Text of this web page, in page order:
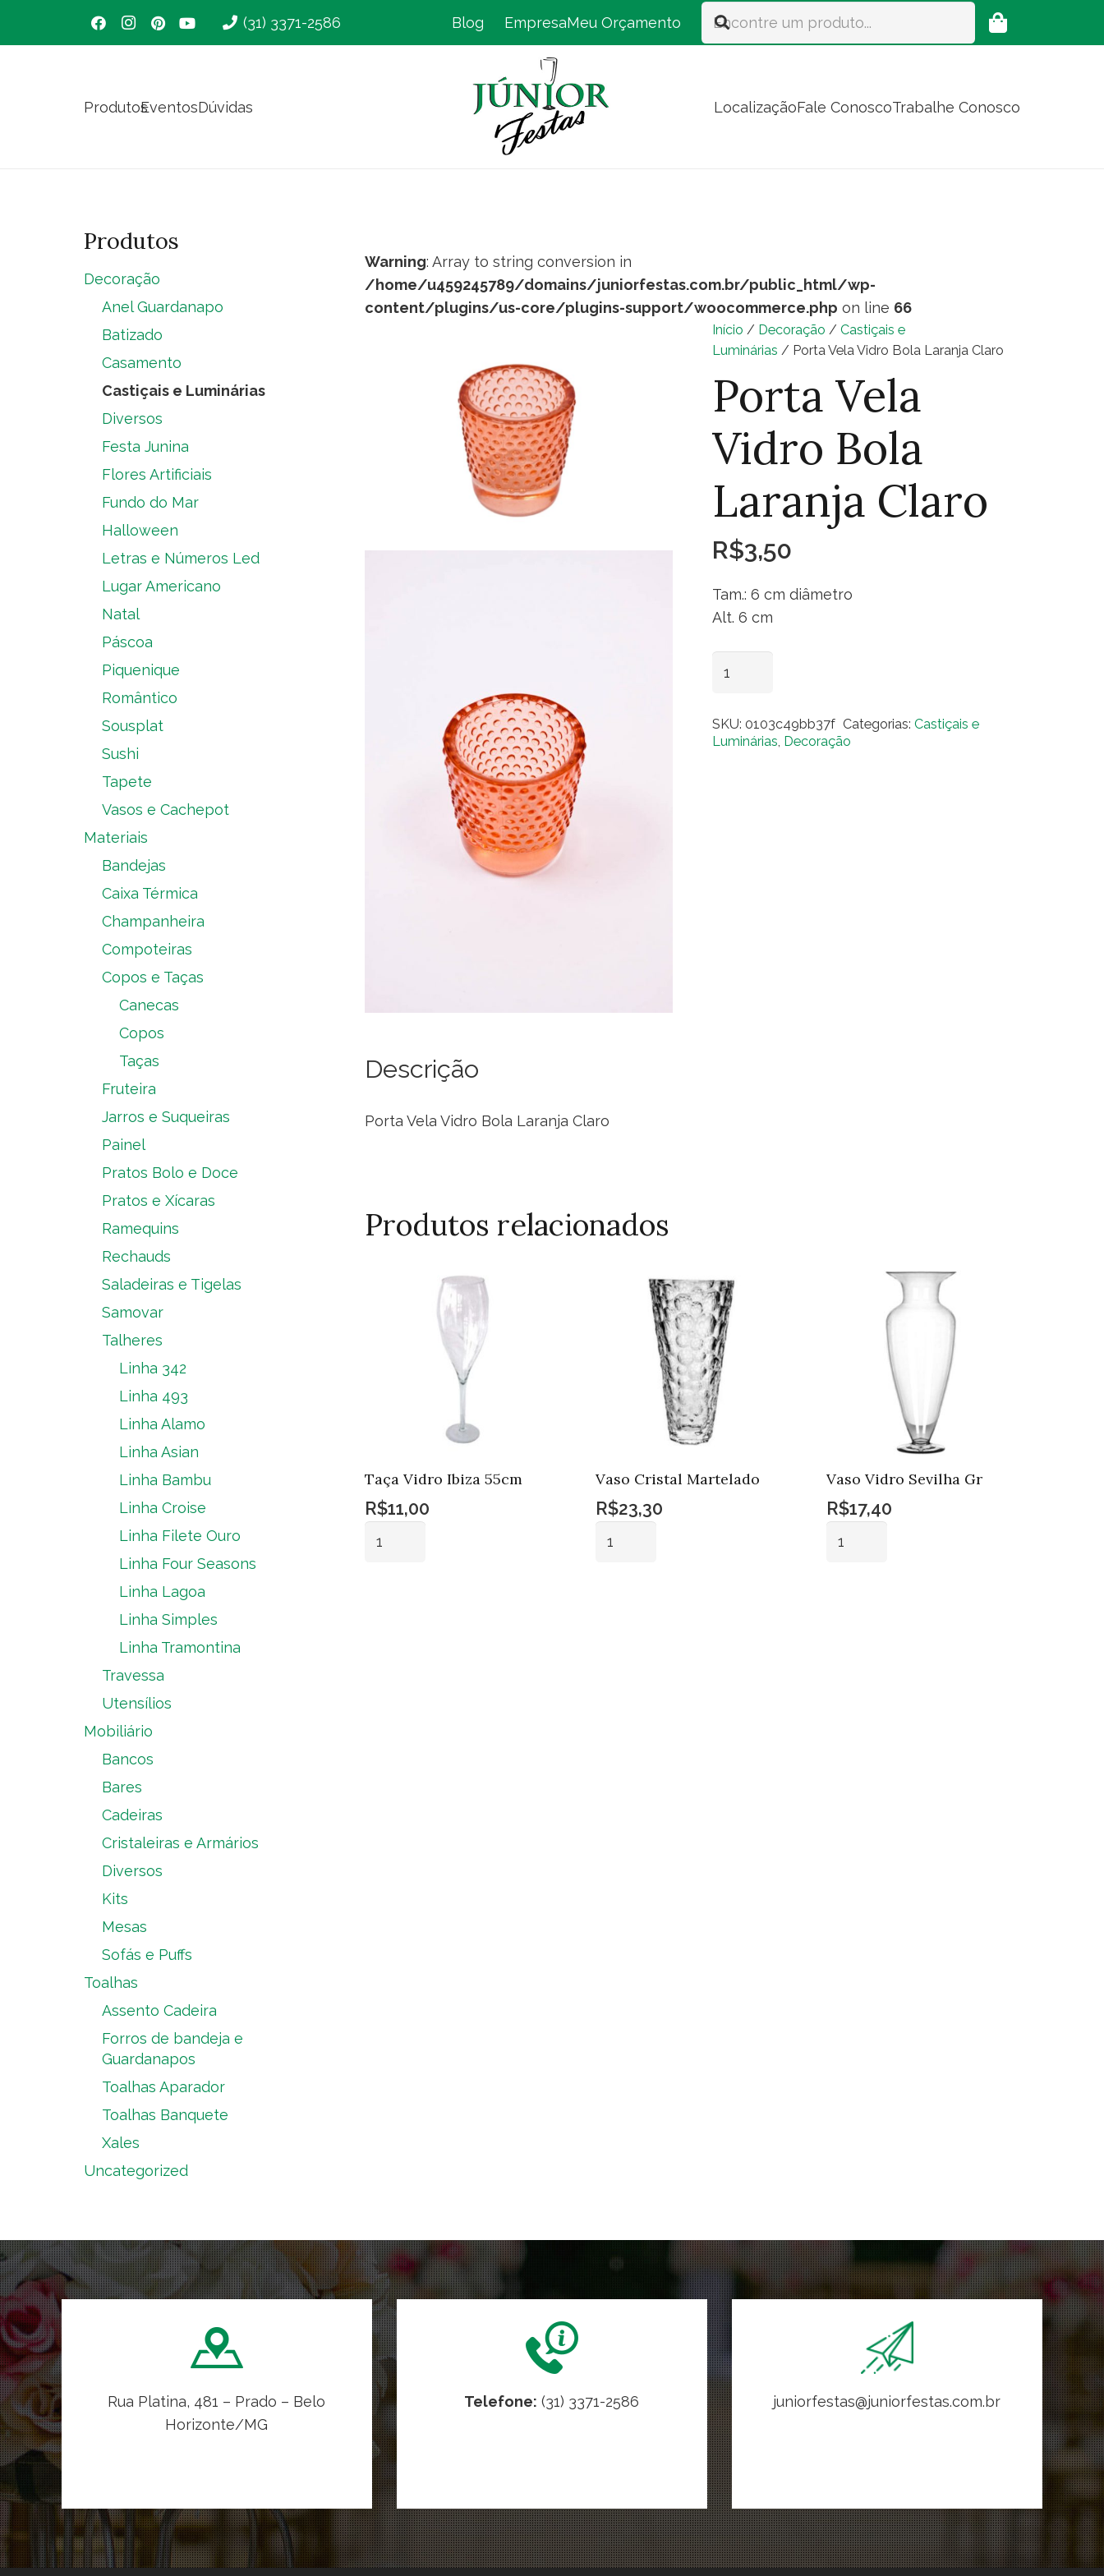
(31) 3371-2586 Blog EmpresaMeu Orçamento
ProdutosEventosDúvidas LocalizaçãoFale ConoscoTrabalhe Conosco
Warning: Array to string conversion in
/home/u459245789/domains/juniorfestas.com.br/public_html/wp-
content/plugins/us-core/plugins-support/woocommerce.php on line 66
Início / Decoração / Castiçais e
Luminárias / Porta Vela Vidro Bola Laranja Claro
Porta Vela
Vidro Bola
Laranja Claro
R$3,50
Tam.: 6 cm diâmetro
Alt. 6 cm
Bola
SKU: 0103c49bb37f Categorias:Castiçais e
Luminárias Decoração
Descrição
Porta Vela Vidro Bola Laranja Claro
Produtos relacionados
Taça Vidro Ibiza 55cm
R$11,00
Vaso Cristal Martelado
R$23,30
Vaso Vidro Sevilha Gr
R$17,40
Produtos
Decoração
Anel Guardanapo
Batizado
Casamento
Castiçais e Luminárias
Diversos
Festa Junina
Flores Artificiais
Fundo do Mar
Halloween
Letras e Números Led
Lugar Americano
Natal
Páscoa
Piquenique
Romântico
Sousplat
Sushi
Tapete
Vasos e Cachepot
Materiais
Bandejas
Caixa Térmica
Champanheira
Compoteiras
Copos e Taças
Canecas
Copos
Taças
Fruteira
Jarros e Suqueiras
Painel
Pratos Bolo e Doce
Pratos e Xícaras
Ramequins
Rechauds
Saladeiras e Tigelas
Samovar
Talheres
Linha 342
Linha 493
Linha Alamo
Linha Asian
Linha Bambu
Linha Croise
Linha Filete Ouro
Linha Four Seasons
Linha Lagoa
Linha Simples
Linha Tramontina
Travessa
Utensílios
Mobiliário
Bancos
Bares
Cadeiras
Cristaleiras e Armários
Diversos
Kits
Mesas
Sofás e Puffs
Toalhas
Assento Cadeira
Forros de bandeja e
Guardanapos
Toalhas Aparador
Toalhas Banquete
Xales
Uncategorized
Rua Platina, 481 – Prado – Belo
Horizonte/MG
Telefone: (31) 3371-2586 juniorfestas@juniorfestas.com.br